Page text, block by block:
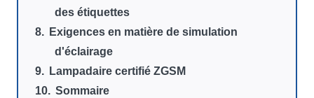
des étiquettes
Exigences en matière de simulation
d'éclairage
Lampadaire certifié ZGSM
Sommaire